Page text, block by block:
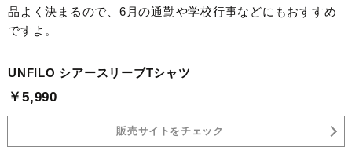
品よく決まるので、6月の通勤や学校行事などにもおすすめ
ですよ。
UNFILO シアースリーブTシャツ
￥5,990
販売サイトをチェック